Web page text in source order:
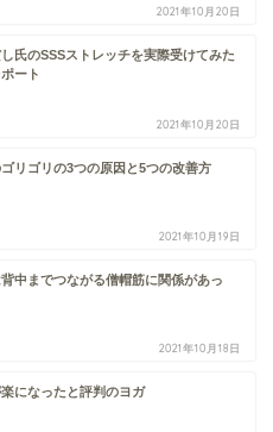
2021年10月20日
氏のSSSストレッチを実際受けてみた
ート
2021年10月20日
リゴリの3つの原因と5つの改善方
2021年10月19日
中までつながる僧帽筋に関係があっ
2021年10月18日
になったと評判のヨガ